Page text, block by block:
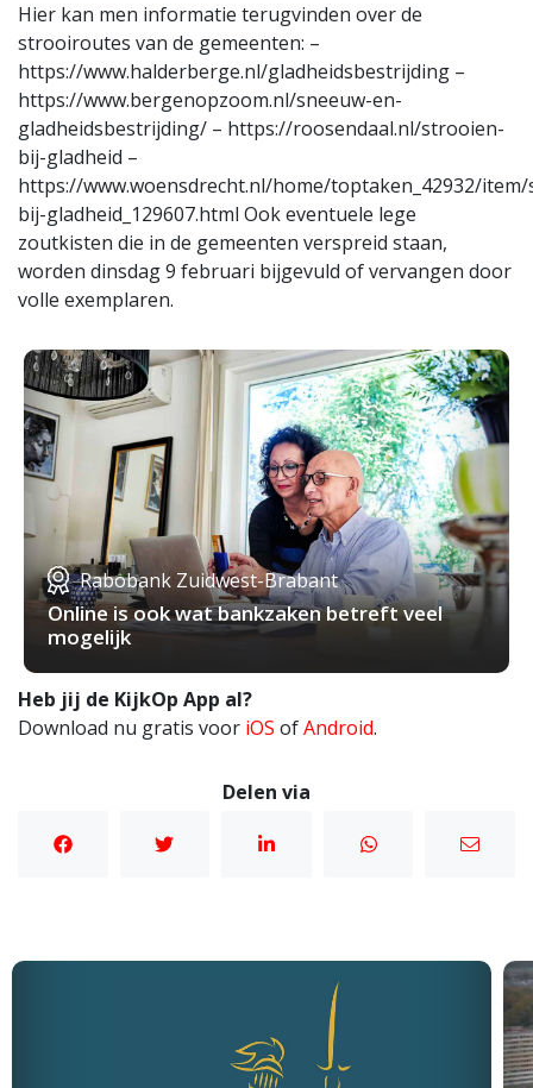
Hier kan men informatie terugvinden over de
strooiroutes van de gemeenten: –
https://www.halderberge.nl/gladheidsbestrijding –
https://www.bergenopzoom.nl/sneeuw-en-
gladheidsbestrijding/ – https://roosendaal.nl/strooien-
bij-gladheid –
https://www.woensdrecht.nl/home/toptaken_42932/
bij-gladheid_129607.html Ook eventuele lege
zoutkisten die in de gemeenten verspreid staan,
worden dinsdag 9 februari bijgevuld of vervangen door
volle exemplaren.
Rabobank Zuidwest-Brabant
Online is ook wat bankzaken betreft veel
mogelijk
Heb jij de KijkOp App al?
Download nu gratis voor iOS ofAndroid.
Delen via